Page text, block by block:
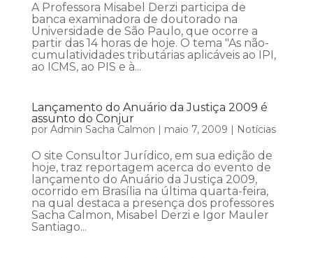
A Professora Misabel Derzi participa de
banca examinadora de doutorado na
Universidade de São Paulo, que ocorre a
partir das 14 horas de hoje. O tema "As não-
cumulatividades tributárias aplicáveis ao IPI,
ao ICMS, ao PIS e à...
Lançamento do Anuário da Justiça 2009 é
assunto do Conjur
por Admin Sacha Calmon | maio 7, 2009 | Notícias
O site Consultor Jurídico, em sua edição de
hoje, traz reportagem acerca do evento de
lançamento do Anuário da Justiça 2009,
ocorrido em Brasília na última quarta-feira,
na qual destaca a presença dos professores
Sacha Calmon, Misabel Derzi e Igor Mauler
Santiago...